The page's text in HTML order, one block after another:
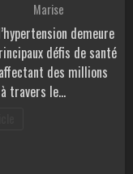
Marise
demeure
défis de santé
des millions
travers le…